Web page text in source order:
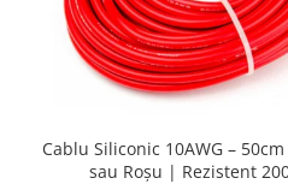
Cablu Siliconic 10AWG –
sau Roșu | Rezistent